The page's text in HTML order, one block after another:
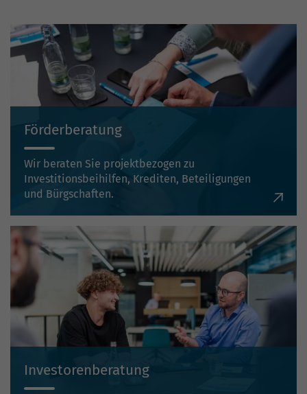
Förderberatung
Wir beraten Sie projektbezogen zu
Investitionsbeihilfen, Krediten, Beteiligungen
und Bürgschaften.
Investorenberatung